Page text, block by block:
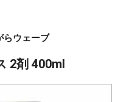
らウェーブ
2剤 400ml